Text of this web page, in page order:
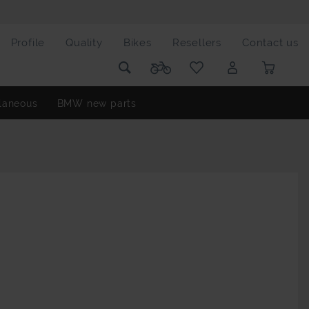
Profile Quality Bikes Resellers Contact us
BMW new parts